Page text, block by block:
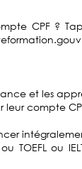
CPF ?
et les
leur compte
TOEFL ou